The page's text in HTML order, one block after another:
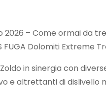
2026 – Come ormai da
FUGA Dolomiti
in sinergia con
e altrettanti di dislivello